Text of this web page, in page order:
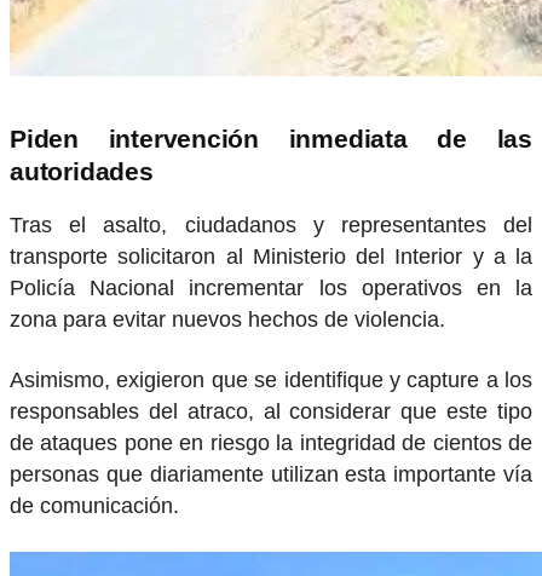
Piden intervención inmediata de las
autoridades
Tras el asalto, ciudadanos y representantes del
transporte solicitaron al Ministerio del Interior y a la
Policía Nacional incrementar los operativos en la
zona para evitar nuevos hechos de violencia.
Asimismo, exigieron que se identifique y capture a los
responsables del atraco, al considerar que este tipo
de ataques pone en riesgo la integridad de cientos de
personas que diariamente utilizan esta importante vía
de comunicación.